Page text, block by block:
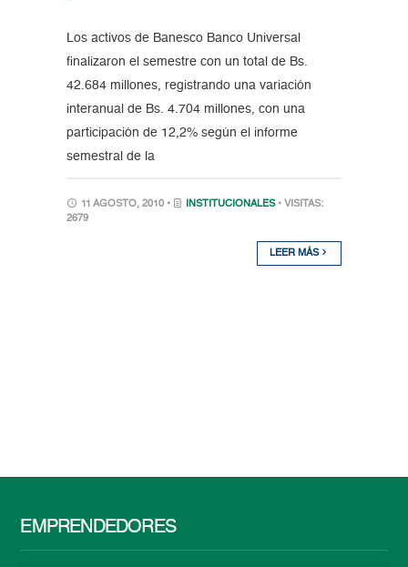
Los activos de Banesco Banco Universal
finalizaron el semestre con un total de Bs.
42.684 millones, registrando una variación
interanual de Bs. 4.704 millones, con una
participación de 12,2% según el informe
semestral de la
11 AGOSTO, 2010 • INSTITUCIONALES • VISITAS:
2679
LEER MÁS
EMPRENDEDORES